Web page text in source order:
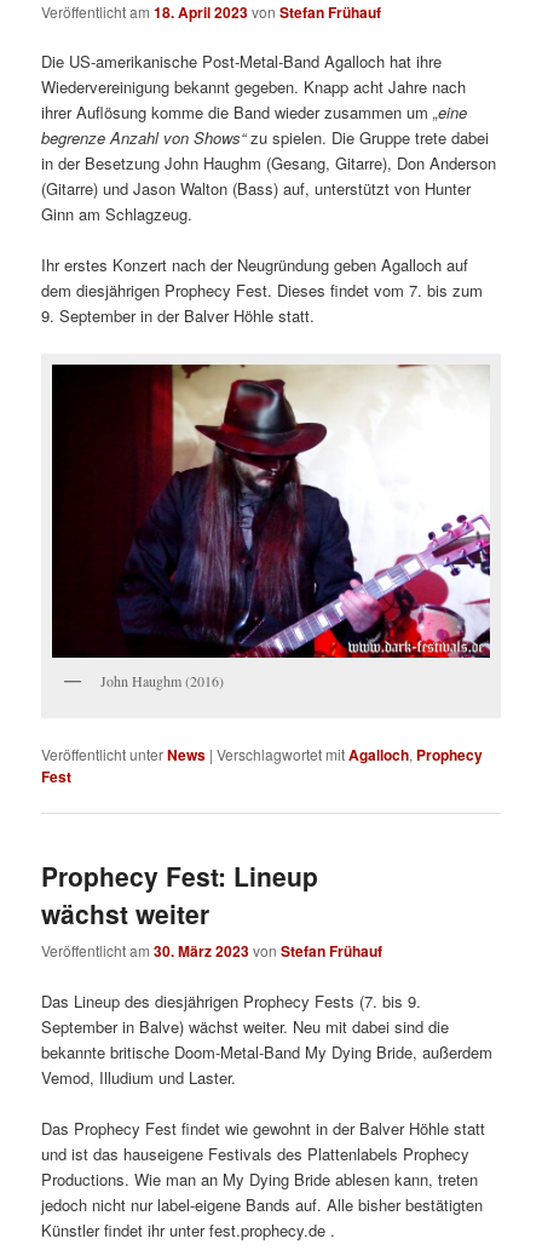
Veröffentlicht am18. April 2023vonStefan Frühauf
Die US-amerikanische Post-Metal-Band Agalloch hat ihre
Wiedervereinigung bekannt gegeben. Knapp acht Jahre nach
ihrer Auflösung komme die Band wieder zusammen um„eine
begrenze Anzahl von Shows“zu spielen. Die Gruppe trete dabei
in der Besetzung John Haughm (Gesang, Gitarre), Don Anderson
(Gitarre) und Jason Walton (Bass) auf, unterstützt von Hunter
Ginn am Schlagzeug.
Ihr erstes Konzert nach der Neugründung geben Agalloch auf
dem diesjährigen Prophecy Fest. Dieses findet vom 7. bis zum
9. September in der Balver Höhle statt.
John Haughm (2016)
Veröffentlicht unterNews |Verschlagwortet mitAgalloch, Prophecy
Fest
Prophecy Fest: Lineup
wächst weiter
Veröffentlicht am30. März 2023vonStefan Frühauf
Das Lineup des diesjährigen Prophecy Fests (7. bis 9.
September in Balve) wächst weiter. Neu mit dabei sind die
bekannte britische Doom-Metal-Band My Dying Bride, außerdem
Vemod, Illudium und Laster.
Das Prophecy Fest findet wie gewohnt in der Balver Höhle statt
und ist das hauseigene Festivals des Plattenlabels Prophecy
Productions. Wie man an My Dying Bride ablesen kann, treten
jedoch nicht nur label-eigene Bands auf. Alle bisher bestätigten
Künstler findet ihr unter fest.prophecy.de .